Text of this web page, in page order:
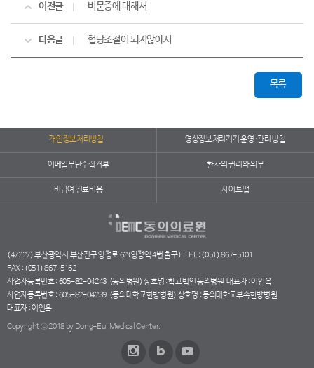
이전글 비문증에 대해서
다음글 혈당조절이 되지않아서
목록
개인정보처리방침 영상정보처리기기 운영·관리 방침
이메일무단수집거부 환자의 권리와 의무
비급여 진료비용 사이트맵
(47227) 부산광역시 부산진구 양정로 62(양정역 4번 출구) TEL : (051) 867-5101
FAX : (051) 867-5162
사업자등록번호 : 605-82-04243 (동의병원) 상호명 : 학교법인 동의병원 대표자 : 이인옥
사업자등록번호 : 605-82-04239 (동의대학교한방병원) 상호명 : 동의대학교부속한방병원
대표자 : 이인옥
Copyright ⓒ 2018 by Dong-Eui Medical Center.